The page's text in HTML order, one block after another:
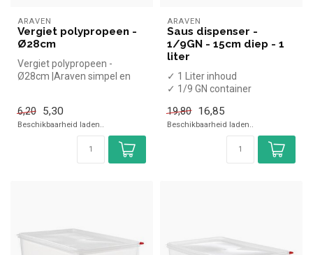
ARAVEN
Vergiet polypropeen -
Ø28cm
Vergiet polypropeen -
Ø28cm |Araven simpel en
6,20
5,30
Beschikbaarheid laden..
ARAVEN
Saus dispenser -
1/9GN - 15cm diep - 1
liter
✓ 1 Liter inhoud
✓ 1/9 GN container
19,80
16,85
Beschikbaarheid laden..